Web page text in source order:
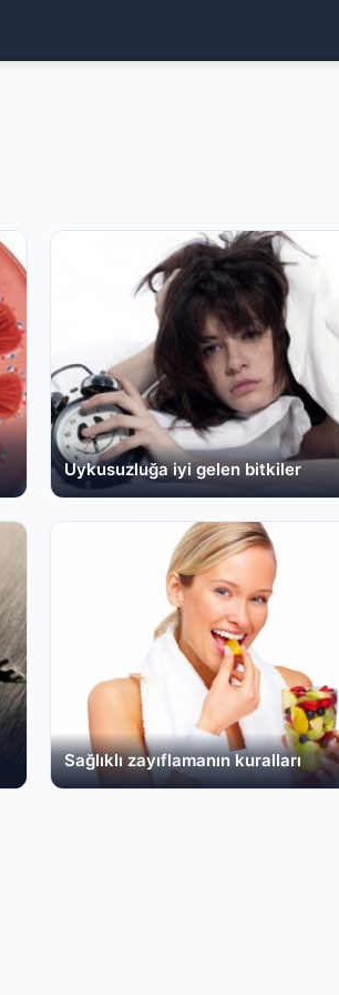
Uykusuzluğa iyi gelen bitkiler
Sağlıklı zayıflamanın kuralları